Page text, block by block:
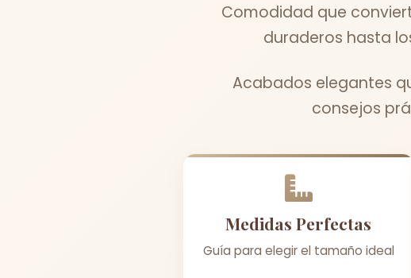
Comodidad que
duraderos hasta
Acabados elegantes
consejos
Medidas Perfectas
Guía para elegir el tamaño ideal